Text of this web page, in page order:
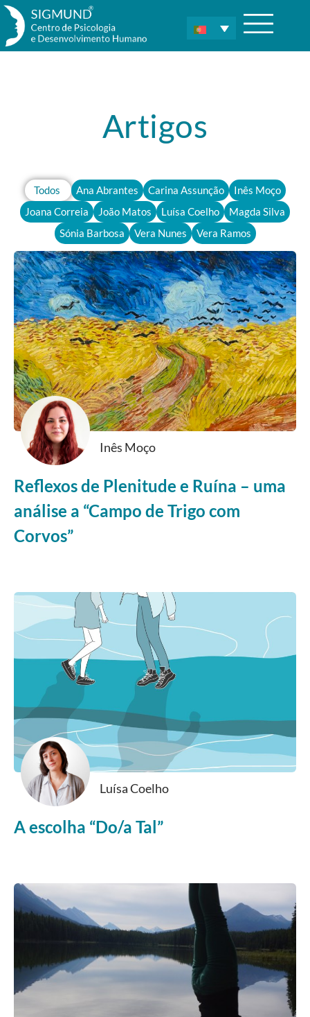
Artigos
Ana Abrantes Carina Assunção
Inês Moço
Joana Correia
João Matos Luísa Coelho
Magda Silva
Sónia Barbosa
Vera Nunes Vera Ramos
Todos
Inês Moço
Reflexos de Plenitude e Ruína – uma
análise a “Campo de Trigo com
Corvos”
Luísa Coelho
A escolha “Do/a Tal”